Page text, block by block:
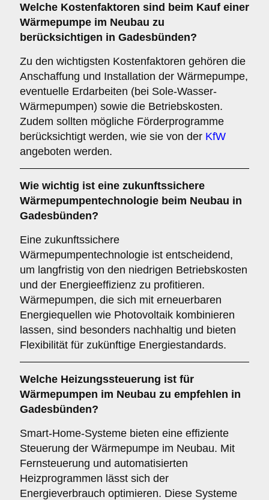
Welche Kostenfaktoren sind beim Kauf einer
Wärmepumpe im Neubau zu
berücksichtigen in Gadesbünden?
Zu den wichtigsten Kostenfaktoren gehören die
Anschaffung und Installation der Wärmepumpe,
eventuelle Erdarbeiten (bei Sole-Wasser-
Wärmepumpen) sowie die Betriebskosten.
Zudem sollten mögliche Förderprogramme
berücksichtigt werden, wie sie von der KfW
angeboten werden.
Wie wichtig ist eine zukunftssichere
Wärmepumpentechnologie beim Neubau in
Gadesbünden?
Eine zukunftssichere
Wärmepumpentechnologie ist entscheidend,
um langfristig von den niedrigen Betriebskosten
und der Energieeffizienz zu profitieren.
Wärmepumpen, die sich mit erneuerbaren
Energiequellen wie Photovoltaik kombinieren
lassen, sind besonders nachhaltig und bieten
Flexibilität für zukünftige Energiestandards.
Welche Heizungssteuerung ist für
Wärmepumpen im Neubau zu empfehlen in
Gadesbünden?
Smart-Home-Systeme bieten eine effiziente
Steuerung der Wärmepumpe im Neubau. Mit
Fernsteuerung und automatisierten
Heizprogrammen lässt sich der
Energieverbrauch optimieren. Diese Systeme